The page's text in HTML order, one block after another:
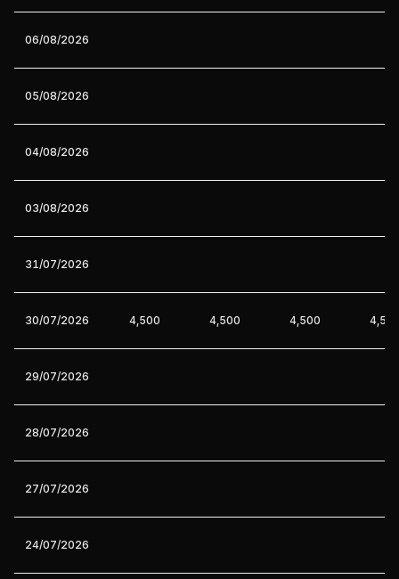
06/08/2026
05/08/2026
04/08/2026
03/08/2026
31/07/2026
30/07/2026 4,500 4,500 4,500
29/07/2026
28/07/2026
27/07/2026
24/07/2026